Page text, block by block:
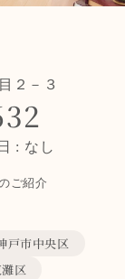
２－３
: なし
ご紹介
戸市中央区
区